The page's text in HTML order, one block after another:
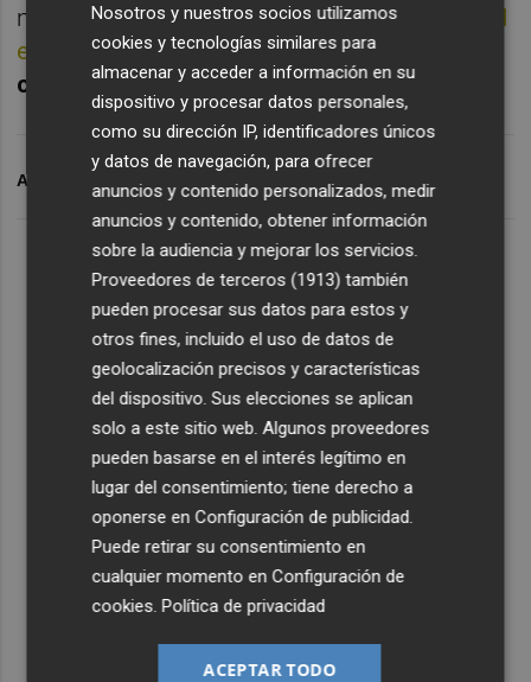
mes y queno es la única que ha mantenido el
empresarioen ese sentido desde que el
curso 2021/22bajó el telón.
ARCHIVADO EN HÉRCULES CF FRANCISCO PEÑA
Nosotros y nuestros socios utilizamos
cookies y tecnologías similares para
almacenar y acceder a información en su
dispositivo y procesar datos personales,
como su dirección IP, identificadores únicos
y datos de navegación, para ofrecer
anuncios y contenido personalizados, medir
anuncios y contenido, obtener información
sobre la audiencia y mejorar los servicios.
Proveedores de terceros (1913) también
pueden procesar sus datos para estos y
otros fines, incluido el uso de datos de
geolocalización precisos y características
del dispositivo. Sus elecciones se aplican
solo a este sitio web. Algunos proveedores
pueden basarse en el interés legítimo en
lugar del consentimiento; tiene derecho a
oponerse enConfiguración de publicidad
Puede retirar su consentimiento en
cualquier momento enConfiguración de
cookies .Política de privacidad
ACEPTAR TODO